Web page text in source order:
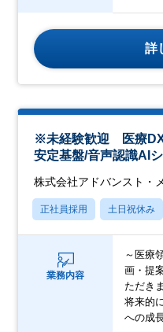
詳
※未経験歓迎 医療
安定基盤/音声認識AI
株式会社アドバンスト・
正社員採用 土日祝休み
業務内容
～医療
画・提
ただき
将来的
への成